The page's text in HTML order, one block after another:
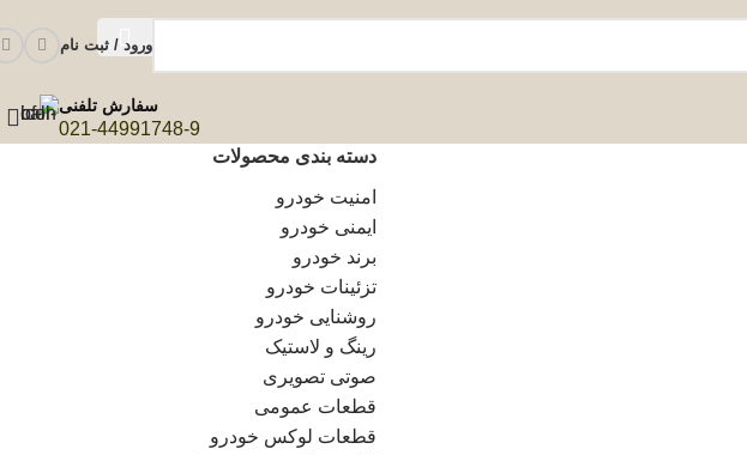
ورود / ثبت نام
سفارش تلفنی
021-44991748-9
دسته بندی محصولات
امنیت خودرو
ایمنی خودرو
برند خودرو
تزئینات خودرو
روشنایی خودرو
رینگ و لاستیک
صوتی تصویری
قطعات عمومی
قطعات لوکس خودرو